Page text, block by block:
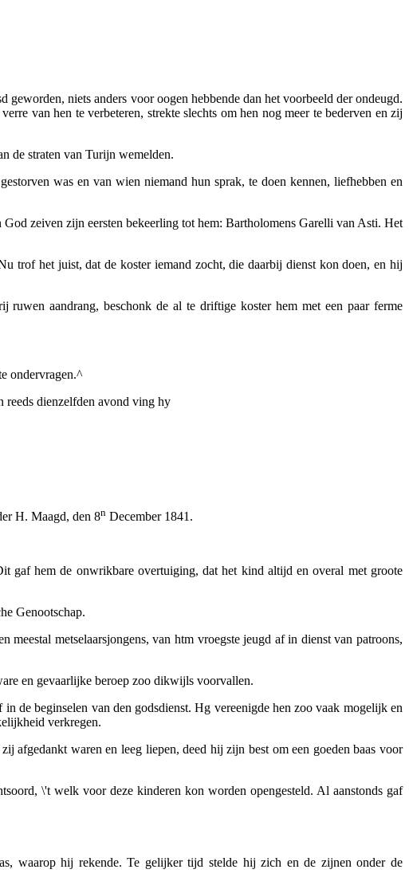
niets anders voor oogen hebbende dan het voorbeeld der ondeugd.
van hen te verbeteren, strekte slechts om hen nog meer te bederven en zij
de straten van Turijn wemelden.
was en van wien niemand hun sprak, te doen kennen, liefhebben en
zeiven zijn eersten bekeerling tot hem: Bartholomens Garelli van Asti. Het
trof het juist, dat de koster iemand zocht, die daarbij dienst kon doen, en hij
aandrang, beschonk de al te driftige koster hem met een paar ferme
ondervragen.^
reeds dienzelfden avond ving hy
H. Maagd, den 8n December 1841.
gaf hem de onwrikbare overtuiging, dat het kind altijd en overal met groote
Genootschap.
metselaarsjongens, van htm vroegste jeugd af in dienst van patroons,
en gevaarlijke beroep zoo dikwijls voorvallen.
de beginselen van den godsdienst. Hg vereenigde hen zoo vaak mogelijk en
verkregen.
waren en leeg liepen, deed hij zijn best om een goeden baas voor
\'t welk voor deze kinderen kon worden opengesteld. Al aanstonds gaf
waarop hij rekende. Te gelijker tijd stelde hij zich en de zijnen onder de